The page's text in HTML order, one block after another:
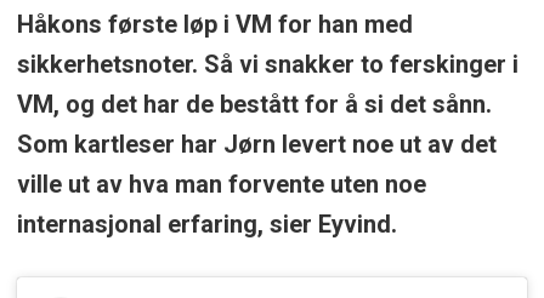
Håkons første løp i VM for han med
sikkerhetsnoter. Så vi snakker to ferskinger i
VM, og det har de bestått for å si det sånn.
Som kartleser har Jørn levert noe ut av det
ville ut av hva man forvente uten noe
internasjonal erfaring, sier Eyvind.